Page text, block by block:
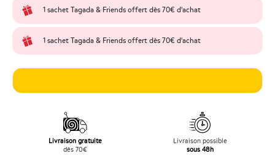
1 sachet Tagada & Friends offert dès 70€ d'achat
1 sachet Tagada & Friends offert dès 70€ d'achat
Livraison gratuite
dès 70€
Livraison possible
sous 48h